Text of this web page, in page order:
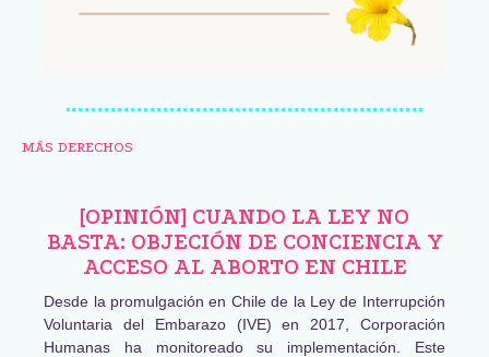
MÁS DERECHOS
[OPINIÓN] CUANDO LA LEY NO
BASTA: OBJECIÓN DE CONCIENCIA Y
ACCESO AL ABORTO EN CHILE
Desde la promulgación en Chile de la Ley de Interrupción
Voluntaria del Embarazo (IVE) en 2017, Corporación
Humanas ha monitoreado su implementación. Este